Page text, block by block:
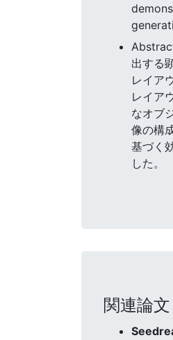
出する
レイア
レイア
なオブ
像の構
基づく
した。
関連論